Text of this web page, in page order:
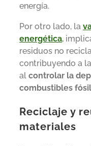
energía.
Por otro lado, la
energética,
residuos no
contribuyendo a
al controlar la
combustibles
Reciclaje y
materiales